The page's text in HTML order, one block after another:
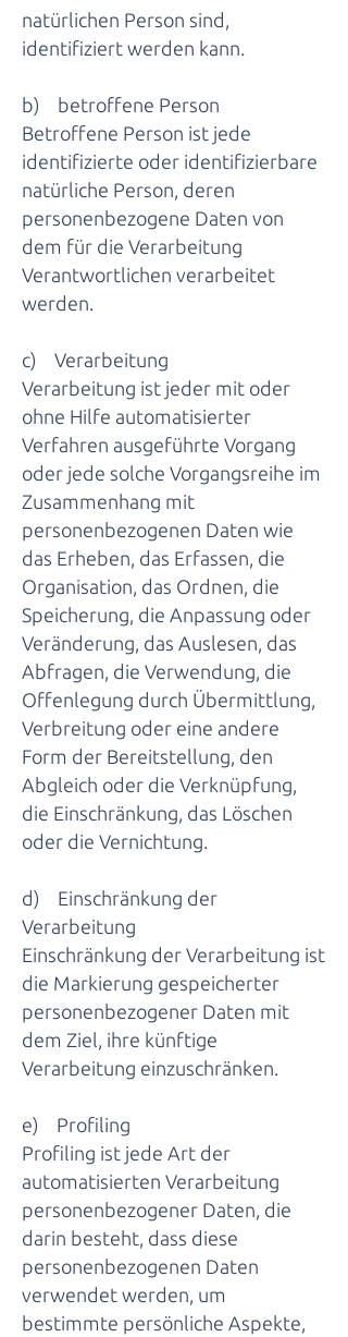
natürlichen Person sind,
identifiziert werden kann.
b) betroffene Person
Betroffene Person ist jede
identifizierte oder identifizierbare
natürliche Person, deren
personenbezogene Daten von
dem für die Verarbeitung
Verantwortlichen verarbeitet
werden.
c) Verarbeitung
Verarbeitung ist jeder mit oder
ohne Hilfe automatisierter
Verfahren ausgeführte Vorgang
oder jede solche Vorgangsreihe im
Zusammenhang mit
personenbezogenen Daten wie
das Erheben, das Erfassen, die
Organisation, das Ordnen, die
Speicherung, die Anpassung oder
Veränderung, das Auslesen, das
Abfragen, die Verwendung, die
Offenlegung durch Übermittlung,
Verbreitung oder eine andere
Form der Bereitstellung, den
Abgleich oder die Verknüpfung,
die Einschränkung, das Löschen
oder die Vernichtung.
d) Einschränkung der
Verarbeitung
Einschränkung der Verarbeitung ist
die Markierung gespeicherter
personenbezogener Daten mit
dem Ziel, ihre künftige
Verarbeitung einzuschränken.
e) Profiling
Profiling ist jede Art der
automatisierten Verarbeitung
personenbezogener Daten, die
darin besteht, dass diese
personenbezogenen Daten
verwendet werden, um
bestimmte persönliche Aspekte,